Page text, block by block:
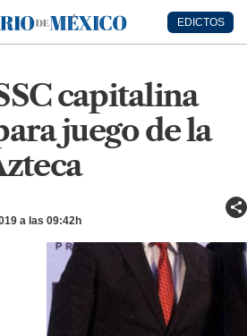
EDICTOS
capitalina
juego de la
a las 09:42h